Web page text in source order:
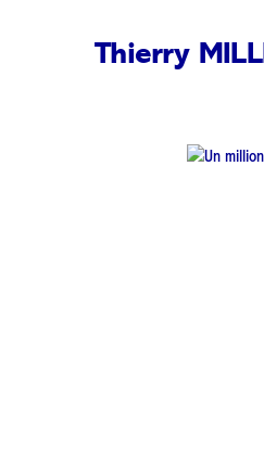
Thierry